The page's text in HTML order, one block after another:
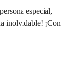
especial,
inolvidable! ¡Con